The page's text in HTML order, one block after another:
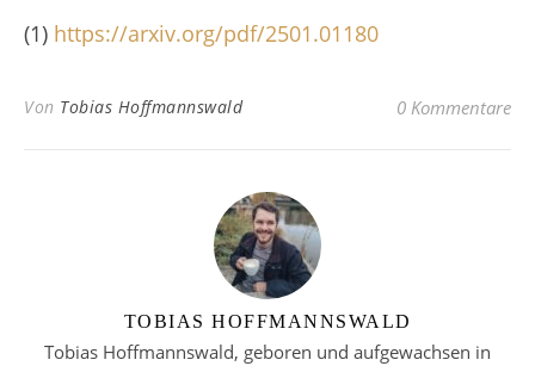
(1) https://arxiv.org/pdf/2501.01180
Von Tobias Hoffmannswald 0 Kommentare
TOBIAS HOFFMANNSWALD
Tobias Hoffmannswald, geboren und aufgewachsen in